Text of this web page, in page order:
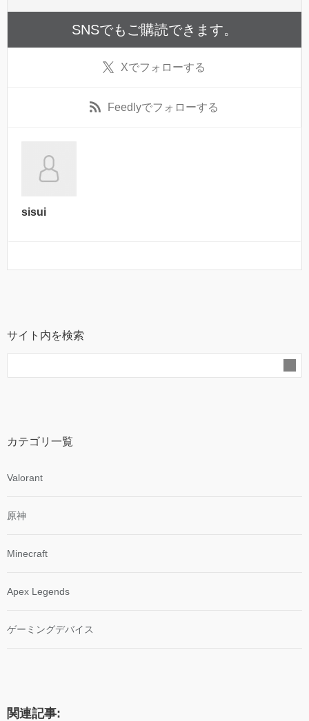
SNSでもご購読できます。
Xでフォローする
Feedlyでフォローする
sisui
サイト内を検索
カテゴリ一覧
Valorant
原神
Minecraft
Apex Legends
ゲーミングデバイス
関連記事: